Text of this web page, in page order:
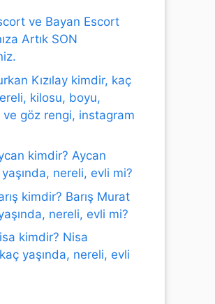
ve Bayan Escort
Artık SON
Kızılay kimdir, kaç
kilosu, boyu,
göz rengi, instagram
kimdir? Aycan
nereli, evli mi?
kimdir? Barış Murat
nereli, evli mi?
kimdir? Nisa
yaşında, nereli, evli